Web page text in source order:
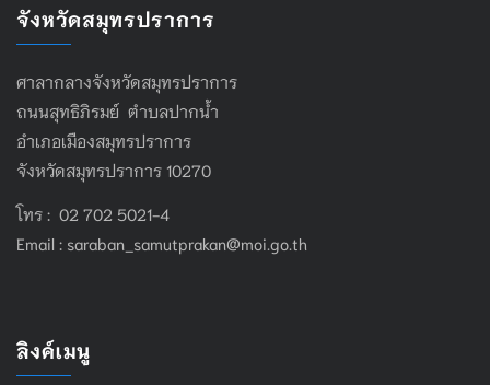
จังหวัดสมุทรปราการ
ศาลากลางจังหวัดสมุทรปราการ
ถนนสุทธิภิรมย์ ตำบลปากน้ำ
อำเภอเมืองสมุทรปราการ
จังหวัดสมุทรปราการ 10270
โทร : 02 702 5021-4
Email : saraban_samutprakan@moi.go.th
ลิงค์เมนู